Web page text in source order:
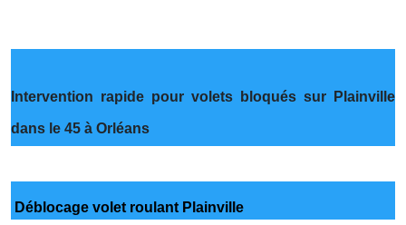
Intervention rapide pour volets bloqués sur Plainville
dans le 45 à Orléans
Déblocage volet roulant Plainville